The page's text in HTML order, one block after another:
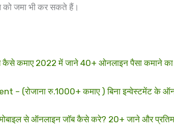
को जमा भी कर सकते हैं।
कमाए 2022 में जाने 40+ ओनलाइन पैसा कमाने
रु.1000+ कमाए ) बिना इन्वेस्टमेंट के
से ऑनलाइन जॉब कैसे करे? 20+ जाने और